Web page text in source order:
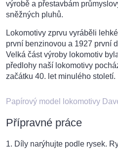
výrobě a přestavbám
sněžných pluhů.
Lokomotivy zprvu vyráběli
první benzinovou a 1927 první
Velká část výroby lokomotiv
předlohy naší lokomotivy
začátku 40. let minulého století.
Papírový model lokomotivy
Přípravné práce
1. Díly narýhujte podle rysek.